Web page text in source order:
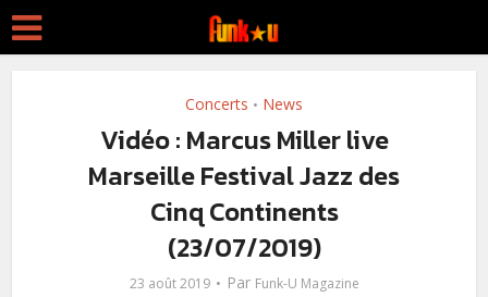
Concerts • News
Vidéo : Marcus Miller live
Marseille Festival Jazz des
Cinq Continents
(23/07/2019)
23 août 2019 Par Funk-U Magazine